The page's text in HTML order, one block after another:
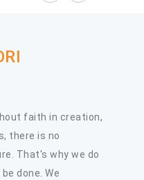
faith in creation,
there is no
That's why we do
done. We